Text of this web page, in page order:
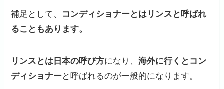
補足として、 コンディショナーとはリンスと呼ばれ
ることもあります。
リンスとは日本の呼び方になり、海外に行くとコン
ディショナーと呼ばれるのが一般的になります。